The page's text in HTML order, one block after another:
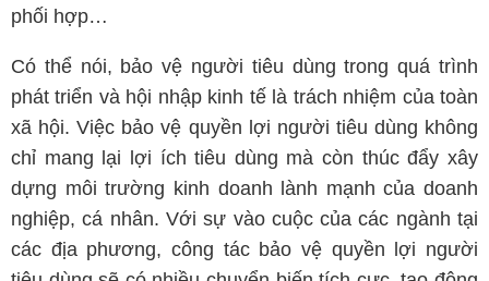
phối hợp…
Có thể nói, bảo vệ người tiêu dùng trong quá trình
phát triển và hội nhập kinh tế là trách nhiệm của toàn
xã hội. Việc bảo vệ quyền lợi người tiêu dùng không
chỉ mang lại lợi ích tiêu dùng mà còn thúc đẩy xây
dựng môi trường kinh doanh lành mạnh của doanh
nghiệp, cá nhân. Với sự vào cuộc của các ngành tại
các địa phương, công tác bảo vệ quyền lợi người